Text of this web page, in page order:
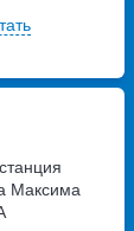
Максима